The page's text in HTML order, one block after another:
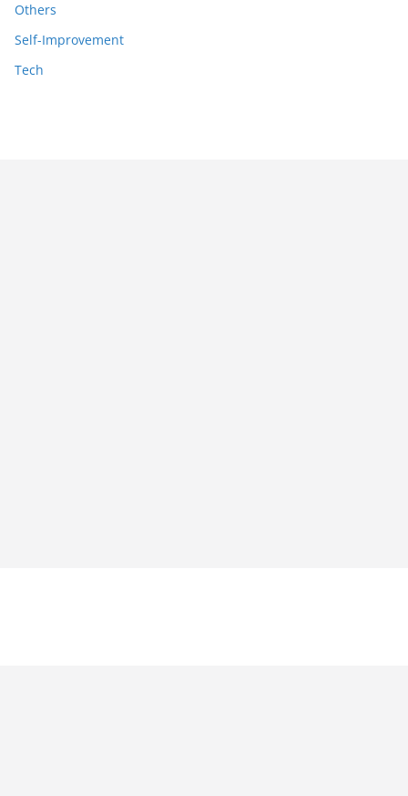
Others
Self-Improvement
Tech